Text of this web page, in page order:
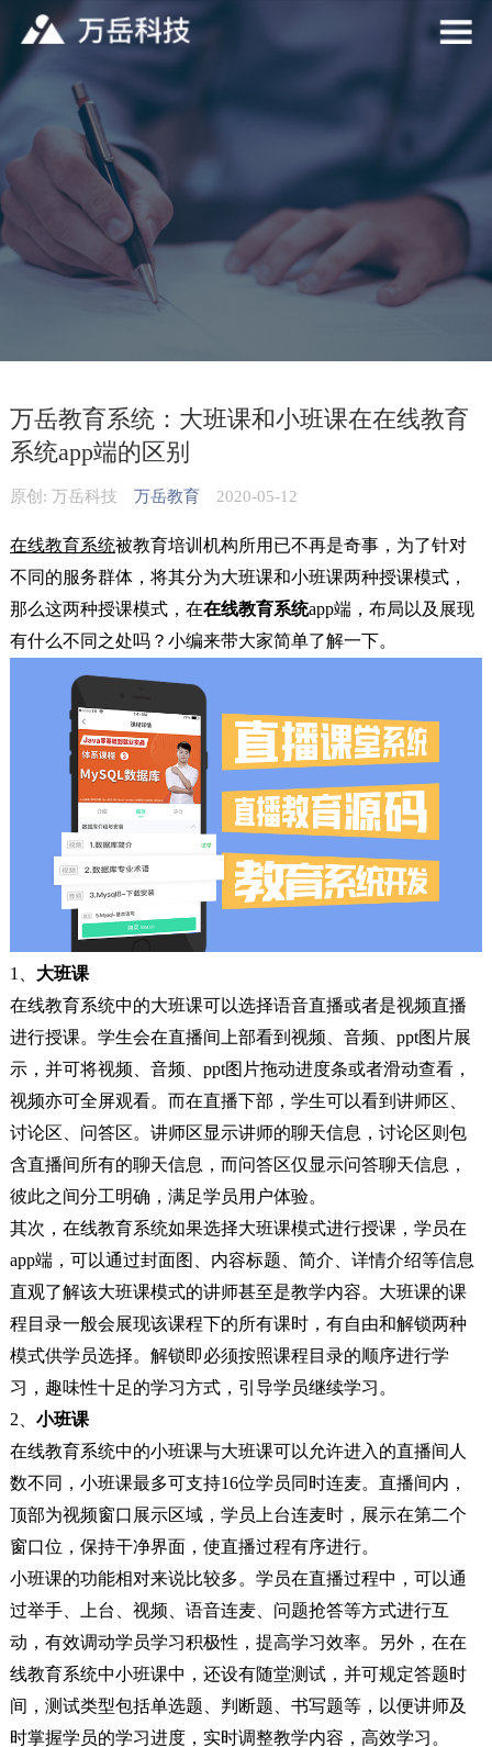
万岳教育系统：大班课和小班课在在线教育
系统app端的区别
原创: 万岳科技 万岳教育2020-05-12
在线教育系统被教育培训机构所用已不再是奇事，为了针对
不同的服务群体，将其分为大班课和小班课两种授课模式，
那么这两种授课模式，在在线教育系统app端，布局以及展现
有什么不同之处吗？小编来带大家简单了解一下。
1、 大班课
在线教育系统中的大班课可以选择语音直播或者是视频直播
进行授课。学生会在直播间上部看到视频、音频、ppt图片展
示，并可将视频、音频、ppt图片拖动进度条或者滑动查看，
视频亦可全屏观看。而在直播下部，学生可以看到讲师区、
讨论区、问答区。讲师区显示讲师的聊天信息，讨论区则包
含直播间所有的聊天信息，而问答区仅显示问答聊天信息，
彼此之间分工明确，满足学员用户体验。
其次，在线教育系统如果选择大班课模式进行授课，学员在
app端，可以通过封面图、内容标题、简介、详情介绍等信息
直观了解该大班课模式的讲师甚至是教学内容。大班课的课
程目录一般会展现该课程下的所有课时，有自由和解锁两种
模式供学员选择。解锁即必须按照课程目录的顺序进行学
习，趣味性十足的学习方式，引导学员继续学习。
2、 小班课
在线教育系统中的小班课与大班课可以允许进入的直播间人
数不同，小班课最多可支持16位学员同时连麦。直播间内，
顶部为视频窗口展示区域，学员上台连麦时，展示在第二个
窗口位，保持干净界面，使直播过程有序进行。
小班课的功能相对来说比较多。学员在直播过程中，可以通
过举手、上台、视频、语音连麦、问题抢答等方式进行互
动，有效调动学员学习积极性，提高学习效率。另外，在在
线教育系统中小班课中，还设有随堂测试，并可规定答题时
间，测试类型包括单选题、判断题、书写题等，以便讲师及
时掌握学员的学习进度，实时调整教学内容，高效学习。